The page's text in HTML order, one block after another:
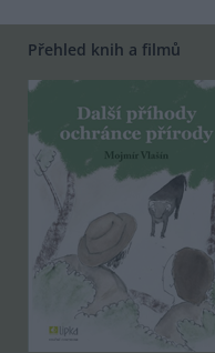
Přehled knih a filmů